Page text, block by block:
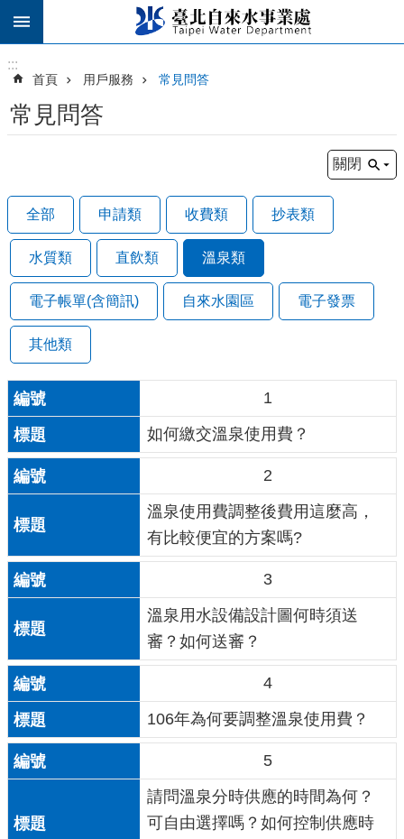
跳到主要內容區塊
:::
首頁 用戶服務 常見問答
常見問答
關閉
全部 申請類 收費類 抄表類
水質類 直飲類 溫泉類
電子帳單(含簡訊) 自來水園區 電子發票
其他類
1
如何繳交溫泉使用費？
2
溫泉使用費調整後費用這麼高，
有比較便宜的方案嗎?
3
溫泉用水設備設計圖何時須送
審？如何送審？
4
106年為何要調整溫泉使用費？
5
請問溫泉分時供應的時間為何？
可自由選擇嗎？如何控制供應時